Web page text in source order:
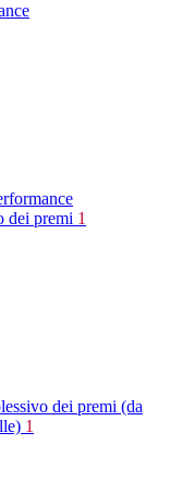
dei premi 1
dei premi (da
1